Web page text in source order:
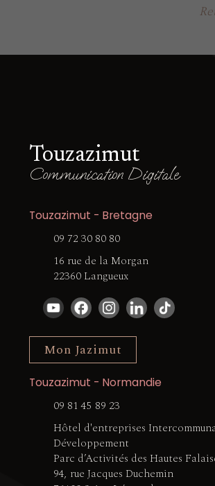
Touzazimut
Communication Digitale
Touzazimut - Bretagne
09 72 30 80 80
16 rue de la Morgan
22360 Langueux
Mon Jazimut
Touzazimut - Normandie
09 81 45 89 23
Hôtel d'entreprises
Développement
Parc d’Activités des Hautes
94, rue Jacques Duchemin